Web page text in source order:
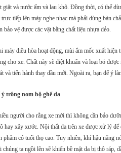
giặt và nước ấm và lau khô. Đồng thời, có thể
tiếp lên máy nghe nhạc mà phải dùng bàn
bảo vệ được các vật bằng chất liệu nhựa dẻo.
máy điều hòa hoạt động, mùi ẩm mốc xuất
cho xe. Chất này sẽ diệt khuẩn và loại bỏ
và tiến hành thay dầu mới. Ngoài ra, bạn để ý
ý trông nom bộ ghế da
người cho rằng xe mới thì không cần bảo
hay xây xước. Nội thất da trên xe được xử lý
phẩm có tuổi thọ cao. Tuy nhiên, khí hậu nắng
chúng ta ngồi lên sẽ khiến bề mặt da bị thô ráp,